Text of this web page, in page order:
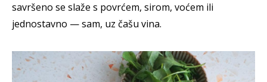
savršeno se slaže s povrćem, sirom, voćem ili
jednostavno — sam, uz čašu vina.